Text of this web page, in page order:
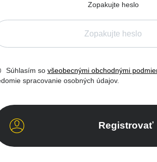
Zopakujte heslo
Súhlasím so všeobecnými obchodnými
spracovanie osobných údajov.
Registrovať